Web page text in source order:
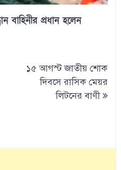
বাহিনীর প্রধান হলেন
১৫ আগস্ট জাতীয় শোক
দিবসে রাসিক মেয়র
লিটনের বাণী